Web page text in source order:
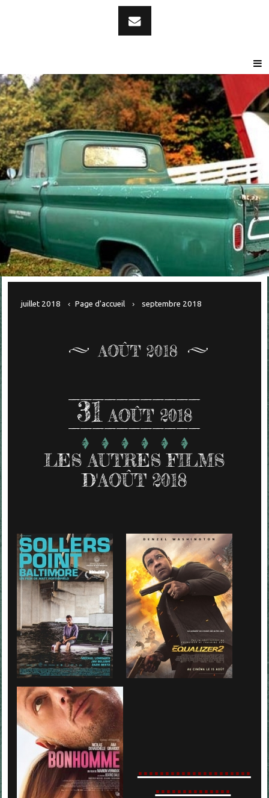
juillet 2018 Page d'accueil septembre 2018
AOÛT 2018
31 AOÛT 2018
LES AUTRES FILMS
D'AOÛT 2018
.....................
..............